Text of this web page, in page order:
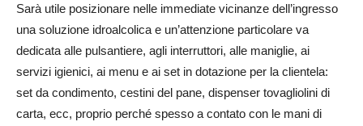
Sarà utile posizionare nelle immediate vicinanze dell’ingresso
una soluzione idroalcolica e un’attenzione particolare va
dedicata alle pulsantiere, agli interruttori, alle maniglie, ai
servizi igienici, ai menu e ai set in dotazione per la clientela:
set da condimento, cestini del pane, dispenser tovagliolini di
carta, ecc, proprio perché spesso a contato con le mani di